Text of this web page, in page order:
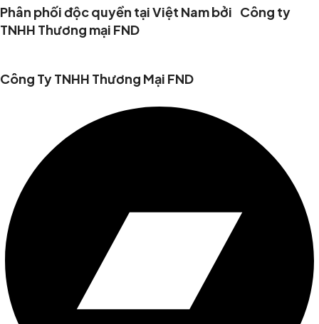
Phân phối độc quyền tại Việt Nam bởi Công ty
TNHH Thương mại FND
Công Ty TNHH Thương Mại FND